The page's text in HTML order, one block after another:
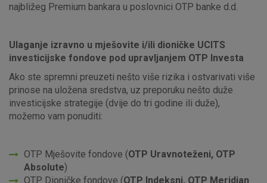
najbližeg Premium bankara u poslovnici OTP banke d.d.
Ulaganje izravno u mješovite i/ili dioničke UCITS
investicijske fondove pod upravljanjem OTP Investa
Ako ste spremni preuzeti nešto više rizika i ostvarivati više
prinose na uložena sredstva, uz preporuku nešto duže
investicijske strategije (dvije do tri godine ili duže),
možemo vam ponuditi:
OTP Mješovite fondove (OTP Uravnoteženi, OTP
Absolute)
OTP Dioničke fondove (OTP Indeksni, OTP Meridian